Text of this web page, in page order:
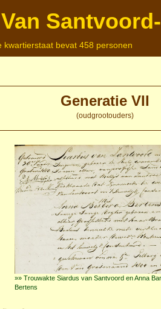
kwartierstaat bevat 458 personen
Generatie VII
(oudgrootouders)
»» Trouwakte Siardus van Santvoord en Anna
Bertens